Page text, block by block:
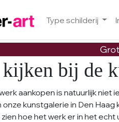
Type schilderij
bij de
aankopen is natuurlijk niet
onze kunstgalerie in Den
hoe het werk er in het